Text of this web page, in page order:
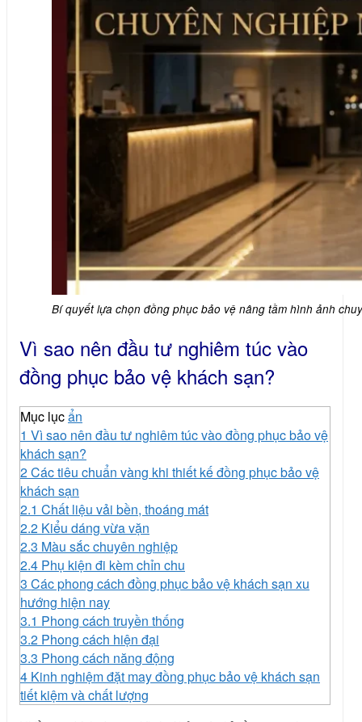
Bí quyết lựa chọn đồng phục bảo vệ nâng tầm hình ảnh
Vì sao nên đầu tư nghiêm túc vào
đồng phục bảo vệ khách sạn?
Mục lụcẩn
1 Vì sao nên đầu tư nghiêm túc vào đồng phục bảo vệ
khách sạn?
2Các tiêu chuẩn vàng khi thiết kế đồng phục bảo vệ
khách sạn
2.1 Chất liệu vải bền, thoáng mát
2.2 Kiểu dáng vừa vặn
2.3 Màu sắc chuyên nghiệp
2.4 Phụ kiện đi kèm chỉn chu
3 Các phong cách đồng phục bảo vệ khách sạn xu
hướng hiện nay
3.1 Phong cách truyền thống
3.2 Phong cách hiện đại
3.3 Phong cách năng động
4 Kinh nghiệm đặt may đồng phục bảo vệ khách sạn
tiết kiệm và chất lượng